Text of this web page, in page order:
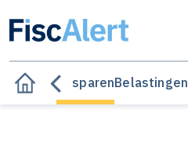
BesparenBelastingen